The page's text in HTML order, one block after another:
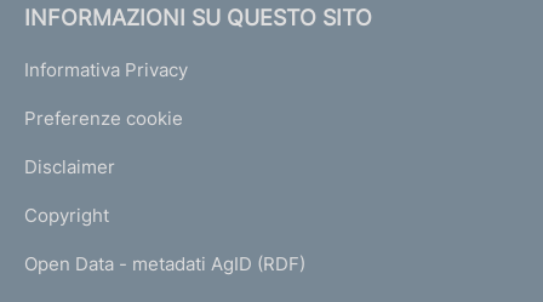
INFORMAZIONI SU QUESTO SITO
Informativa Privacy
Preferenze cookie
Disclaimer
Copyright
Open Data - metadati AgID (RDF)